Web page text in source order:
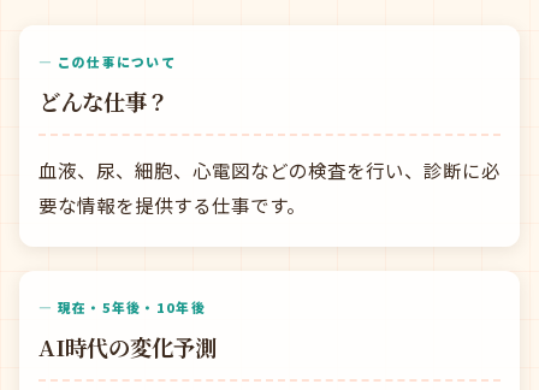
— この仕事について
どんな仕事？
血液、尿、細胞、心電図などの検査を行い、診断に必
要な情報を提供する仕事です。
— 現在・5年後・10年後
AI時代の変化予測